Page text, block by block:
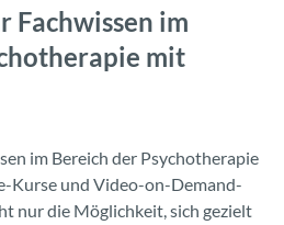
Fachwissen im
mit
im Bereich der Psychotherapie
Kurse und Video-on-Demand-
nur die Möglichkeit, sich gezielt